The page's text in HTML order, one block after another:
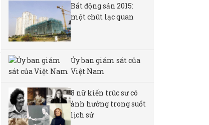
Bất động sản 2015:
một chút lạc quan
Ủy ban giám sát của
Việt Nam
8 nữ kiến ​​trúc sư có
ảnh hưởng trong suốt
lịch sử